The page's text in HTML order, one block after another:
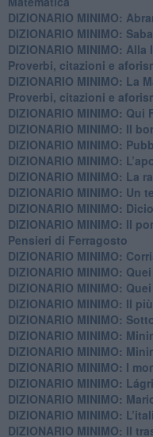
DIZIONARIO MINIMO:
DIZIONARIO MINIMO:
​DIZIONARIO MINIMO: Alla
Proverbi, citazioni e
DIZIONARIO MINIMO: La
​Proverbi, citazioni e
DIZIONARIO MINIMO: Qui
DIZIONARIO MINIMO: ​Il
DIZIONARIO MINIMO:
DIZIONARIO MINIMO:
DIZIONARIO MINIMO: La
DIZIONARIO MINIMO: Un
DIZIONARIO MINIMO:
DIZIONARIO MINIMO: Il
Pensieri di Ferragosto
DIZIONARIO MINIMO:
DIZIONARIO MINIMO:
DIZIONARIO MINIMO:
DIZIONARIO MINIMO: Il
DIZIONARIO MINIMO:
DIZIONARIO MINIMO:
DIZIONARIO MINIMO:
DIZIONARIO MINIMO: ​I
DIZIONARIO MINIMO:
DIZIONARIO MINIMO:
DIZIONARIO MINIMO:
DIZIONARIO MINIMO: Il